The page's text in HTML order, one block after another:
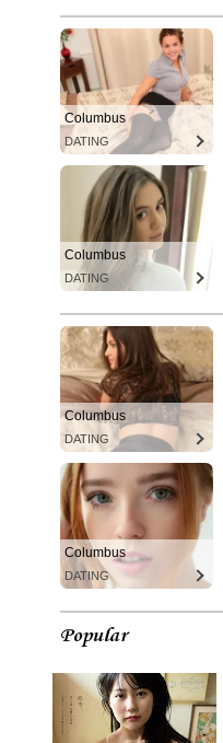
Columbus
DATING
Columbus
DATING
Columbus
DATING
Columbus
DATING
Popular